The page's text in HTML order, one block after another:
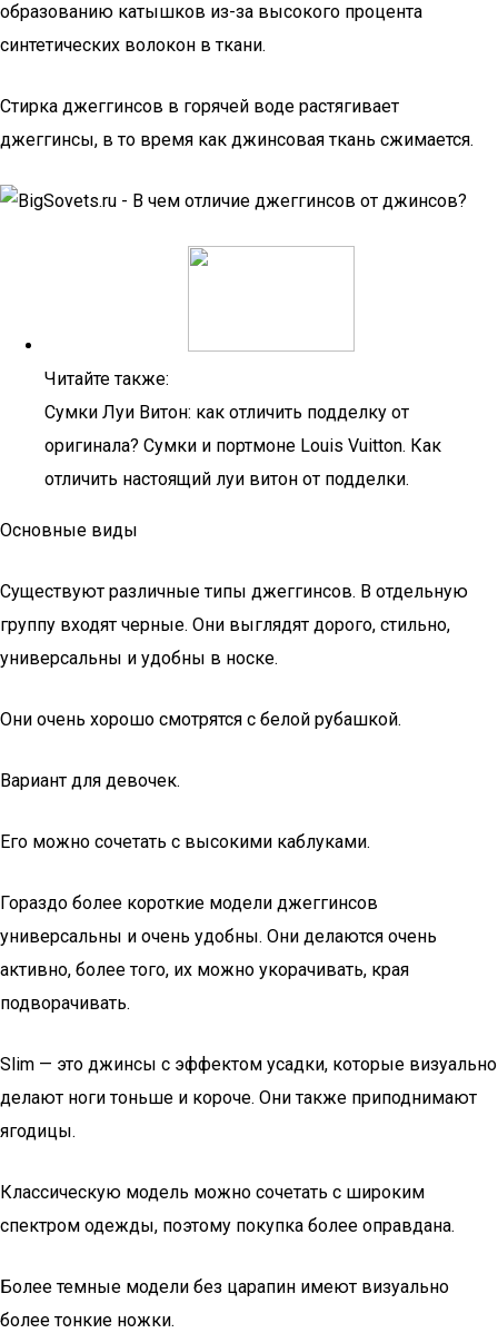
образованию катышков из-за высокого процента
синтетических волокон в ткани.
Стирка джеггинсов в горячей воде растягивает
джеггинсы, в то время как джинсовая ткань сжимается.
Читайте также:
Сумки Луи Витон: как отличить подделку от
оригинала? Сумки и портмоне Louis Vuitton. Как
отличить настоящий луи витон от подделки.
Основные виды
Существуют различные типы джеггинсов. В отдельную
группу входят черные. Они выглядят дорого, стильно,
универсальны и удобны в носке.
Они очень хорошо смотрятся с белой рубашкой.
Вариант для девочек.
Его можно сочетать с высокими каблуками.
Гораздо более короткие модели джеггинсов
универсальны и очень удобны. Они делаются очень
активно, более того, их можно укорачивать, края
подворачивать.
Slim — это джинсы с эффектом усадки, которые визуально
делают ноги тоньше и короче. Они также приподнимают
ягодицы.
Классическую модель можно сочетать с широким
спектром одежды, поэтому покупка более оправдана.
Более темные модели без царапин имеют визуально
более тонкие ножки.